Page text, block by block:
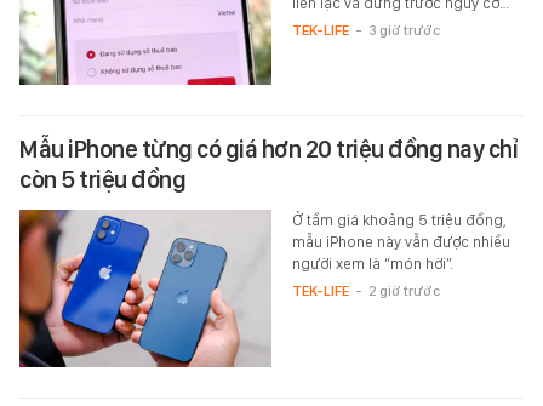
TEK-LIFE - 3 giờ trước
Mẫu iPhone từng có giá hơn 20 triệu đồng nay chỉ
còn 5 triệu đồng
Ở tầm giá khoảng 5 triệu đồng,
mẫu iPhone này vẫn được nhiều
người xem là “món hời”.
TEK-LIFE - 2 giờ trước